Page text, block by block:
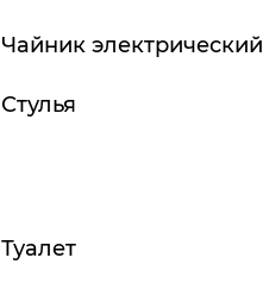
Чайник электрический
Стулья
Туалет